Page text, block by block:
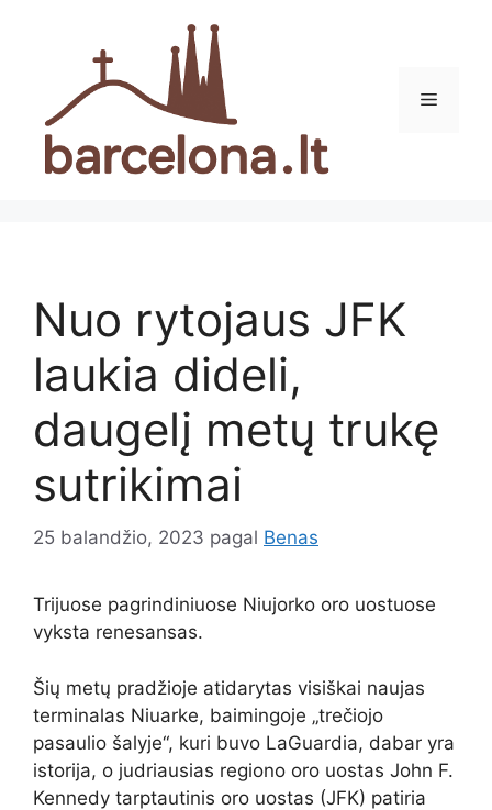
Meniu
Nuo rytojaus JFK
laukia dideli,
daugelį metų trukę
sutrikimai
25 balandžio, 2023 pagal Benas
Trijuose pagrindiniuose Niujorko oro uostuose
vyksta renesansas.
Šių metų pradžioje atidarytas visiškai naujas
terminalas Niuarke, baimingoje „trečiojo
pasaulio šalyje“, kuri buvo LaGuardia, dabar yra
istorija, o judriausias regiono oro uostas John F.
Kennedy tarptautinis oro uostas (JFK) patiria